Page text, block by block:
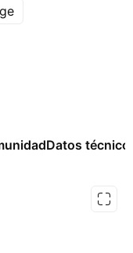
Datos